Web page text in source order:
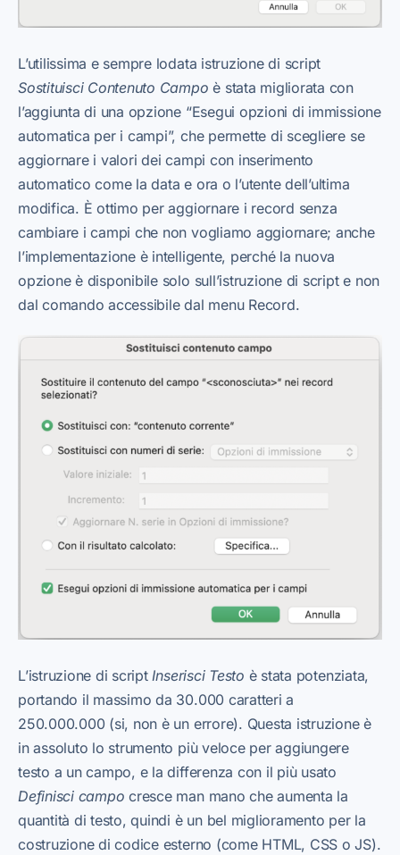
L’utilissima e sempre lodata istruzione di script
Sostituisci Contenuto Campoè stata migliorata con
l’aggiunta di una opzione “Esegui opzioni di immissione
automatica per i campi”, che permette di scegliere se
aggiornare i valori dei campi con inserimento
automatico come la data e ora o l’utente dell’ultima
modifica. È ottimo per aggiornare i record senza
cambiare i campi che non vogliamo aggiornare; anche
l’implementazione è intelligente, perché la nuova
opzione è disponibile solo sull’istruzione di script e non
dal comando accessibile dal menu Record.
L’istruzione di scriptInserisci Testo è stata potenziata,
portando il massimo da 30.000 caratteri a
250.000.000 (si, non è un errore). Questa istruzione è
in assoluto lo strumento più veloce per aggiungere
testo a un campo, e la differenza con il più usato
Definisci campo cresce man mano che aumenta la
quantità di testo, quindi è un bel miglioramento per la
costruzione di codice esterno (come HTML, CSS o JS).